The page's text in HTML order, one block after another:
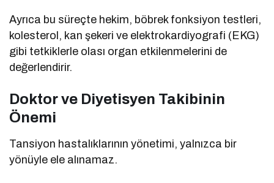
Ayrıca bu süreçte hekim, böbrek fonksiyon testleri,
kolesterol, kan şekeri ve elektrokardiyografi (EKG)
gibi tetkiklerle olası organ etkilenmelerini de
değerlendirir.
Doktor ve Diyetisyen Takibinin
Önemi
Tansiyon hastalıklarının yönetimi, yalnızca bir
yönüyle ele alınamaz.